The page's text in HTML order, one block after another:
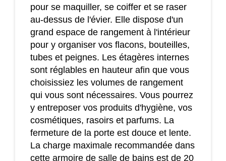
pour se maquiller, se coiffer et se raser
au-dessus de l'évier. Elle dispose d'un
grand espace de rangement à l'intérieur
pour y organiser vos flacons, bouteilles,
tubes et peignes. Les étagères internes
sont réglables en hauteur afin que vous
choisissiez les volumes de rangement
qui vous sont nécessaires. Vous pourrez
y entreposer vos produits d'hygiène, vos
cosmétiques, rasoirs et parfums. La
fermeture de la porte est douce et lente.
La charge maximale recommandée dans
cette armoire de salle de bains est de 20